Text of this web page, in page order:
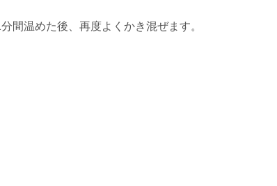
間温めた後、再度よくかき混ぜます。